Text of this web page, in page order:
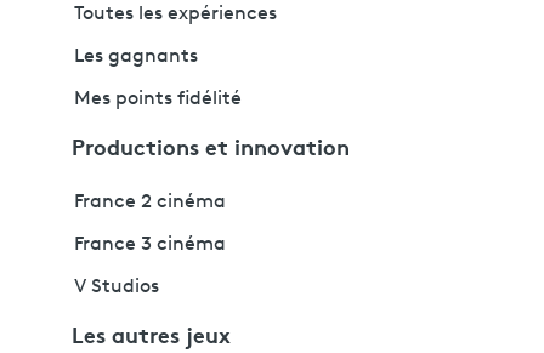
Toutes les expériences
Les gagnants
Mes points fidélité
Productions et innovation
France 2 cinéma
France 3 cinéma
V Studios
Les autres jeux